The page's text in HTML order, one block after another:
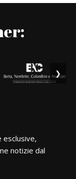
❯
notizie dal